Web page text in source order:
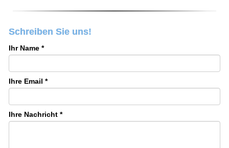
Schreiben Sie uns!
Ihr Name *
Ihre Email *
Ihre Nachricht *